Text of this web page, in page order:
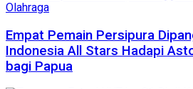
Olahraga
Empat Pemain Persipura
Indonesia All Stars Hadapi
bagi Papua